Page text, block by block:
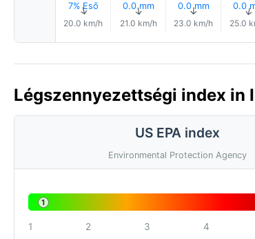
7% Eső
↑
20.0 km/h
0.0 mm
↑
21.0 km/h
0.0 mm
↑
23.0 km/h
0.0↑
25.0
Légszennyezettségi index
US EPA index
Environmental Protection Agency
1
1 2 3 4